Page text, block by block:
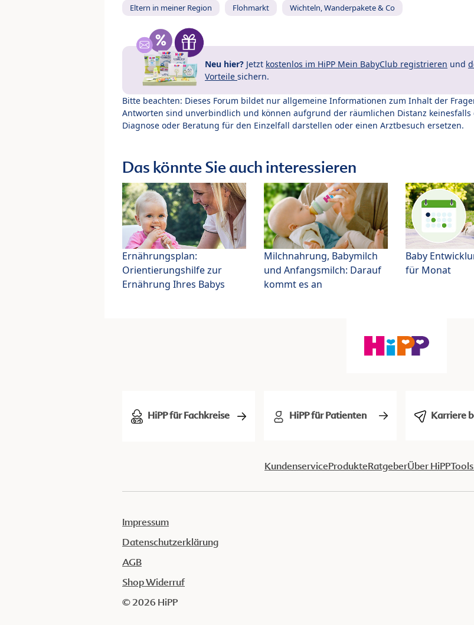
Eltern in meiner Region Flohmarkt Wichteln, Wanderpakete & Co
Neu hier? Jetzt kostenlos im HiPP Mein BabyClub registrieren und
Vorteile sichern.
Bitte beachten: Dieses Forum bildet nur allgemeine Informationen zum Inhalt der
Antworten sind unverbindlich und können aufgrund der räumlichen Distanz keinesfalls
Diagnose oder Beratung für den Einzelfall darstellen oder einen Arztbesuch ersetzen.
Das könnte Sie auch interessieren
Ernährungsplan:
Orientierungshilfe zur
Ernährung Ihres Babys
Milchnahrung, Babymilch
und Anfangsmilch: Darauf
kommt es an
Baby
für Monat
HiPP für Fachkreise HiPP für Patienten Karriere
KundenserviceProdukteRatgeberÜber HiPP
Impressum
Datenschutzerklärung
AGB
Shop Widerruf
© 2026 HiPP